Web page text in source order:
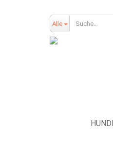
Alle